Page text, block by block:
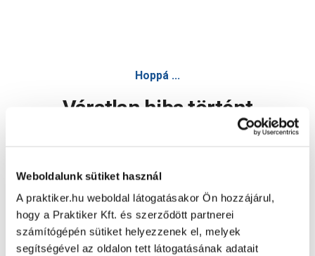
Weboldalunk sütiket használ
A praktiker.hu weboldal látogatásakor Ön hozzájárul,
hogy a Praktiker Kft. és szerződött partnerei
számítógépén sütiket helyezzenek el, melyek
segítségével az oldalon tett látogatásának adatait
Hoppá ...
Váratlan hiba történt
Oldal újratöltése